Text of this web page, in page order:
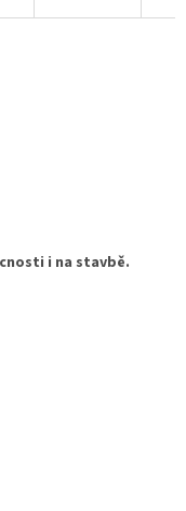
i na stavbě.